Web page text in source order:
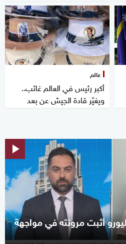
عالم
أكبر رئيس في العالم غائب..
ويغيّر قادة الجيش عن بعد
أثبت مرونته في مواجهة